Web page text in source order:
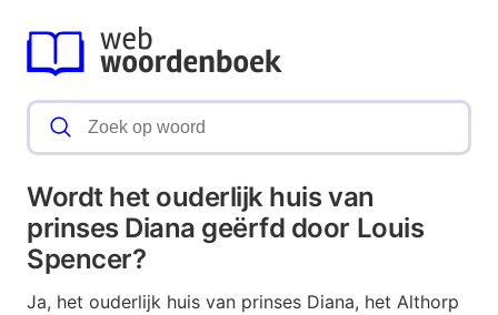
Wordt het ouderlijk huis van
prinses Diana geërfd door Louis
Spencer?
Ja, het ouderlijk huis van prinses Diana, het Althorp